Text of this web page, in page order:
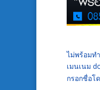
ไม่พร้อมท
เมนเนม
กรอกชื่อโ